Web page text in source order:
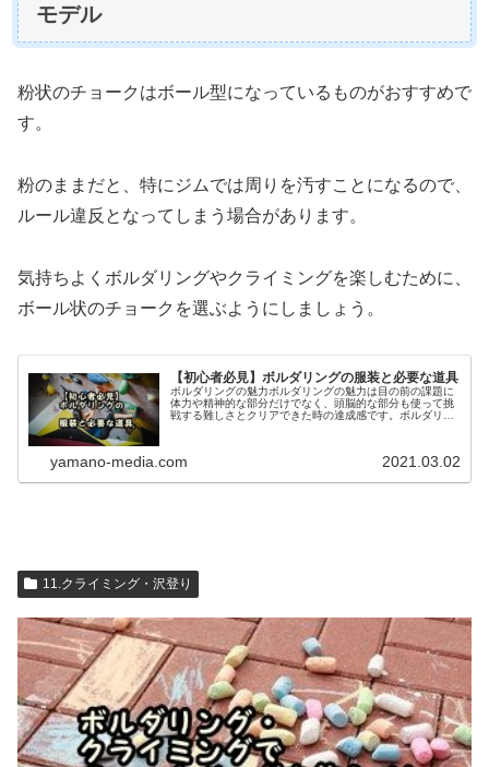
モデル
粉状のチョークはボール型になっているものがおすすめで
す。
粉のままだと、特にジムでは周りを汚すことになるので、
ルール違反となってしまう場合があります。
気持ちよくボルダリングやクライミングを楽しむために、
ボール状のチョークを選ぶようにしましょう。
【初心者必見】ボルダリングの服装と必要な道具
ボルダリングの魅力ボルダリングの魅力は目の前の課題に
体力や精神的な部分だけでなく、頭脳的な部分も使って挑
戦する難しさとクリアできた時の達成感です。ボルダリン
yamano-media.com 2021.03.02
11.クライミング・沢登り